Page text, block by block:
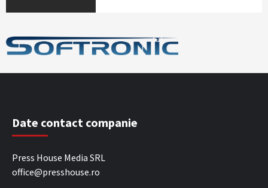
Date contact companie
Press House Media SRL
office@presshouse.ro